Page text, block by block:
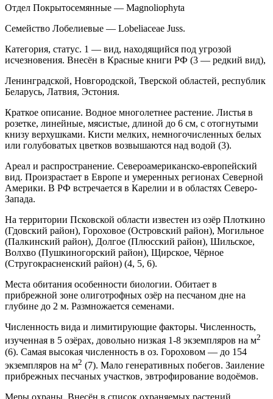
Отдел Покрытосемянные — Magnoliophyta
Семейство Лобелиевые — Lobeliaceae Juss.
Категория, статус. 1 — вид, находящийся под угрозой
исчезновения. Внесён в Красные книги РФ (3 — редкий вид),
Ленинградской, Новгородской, Тверской областей, республик
Беларусь, Латвия, Эстония.
Краткое описание. Водное многолетнее рас­тение. Листья в
розетке, линейные, мясистые, дли­ной до 6 см, с отогнутыми
книзу верхушками. Кисти мелких, немногочисленных белых
или голубоватых цветков возвышаются над водой (3).
Ареал и распространение. Североамерикан­ско-европейский
вид. Произрастает в Европе и уме­ренных регионах Северной
Америки. В РФ встреча­ется в Карелии и в областях Северо-
Запада.
На территории Псковской области известен из озёр Плоткино
(Гдовский район), Гороховое (Остров­ский район), Могильное
(Палкинский район), Долгое (Плюсский район), Шильское,
Волхво (Пушкиногорский район), Щирское, Чёрное
(Стругокрасненский район) (4, 5, 6).
Места обитания особенности биологии. Оби­тает в
прибрежной зоне олиготрофных озёр на песча­ном дне на
глубине до 2 м. Размножается семенами.
Численность вида и лимитирующие факто­ры. Численность,
изученная в 5 озёрах, довольно низкая 1-8 экземпляров на м2
(6). Самая высокая чис­ленность в оз. Гороховом — до 154
экземпляров на м2 (7). Мало генеративных побегов. Заиление
при­брежных песчаных участков, эвтрофирование водо­ёмов.
Меры охраны. Внесён в список охраняемых растений